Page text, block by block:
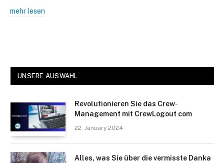
mehr lesen
UNSERE AUSWAHL
Revolutionieren Sie das Crew-
Management mit CrewLogout com
22. January 2024
Alles, was Sie über die vermisste Danka